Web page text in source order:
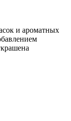
и ароматных